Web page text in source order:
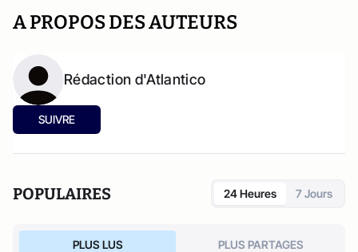
A PROPOS DES AUTEURS
Rédaction d'Atlantico
SUIVRE
POPULAIRES 24 Heures 7 Jours
PLUS LUS PLUS PARTAGES